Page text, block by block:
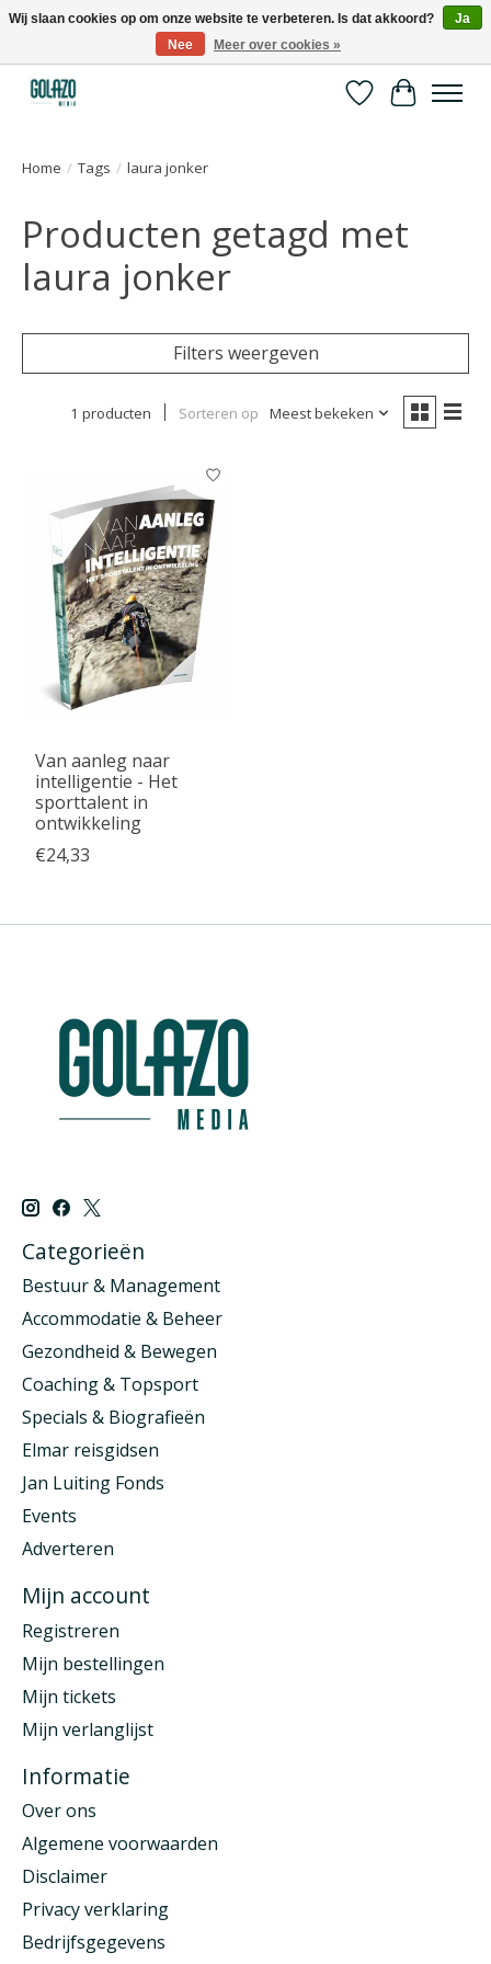
Kennispartner in sport, bewegen en gezondheid
Verlanglijst
Home / Tags / laura jonker
Producten getagd met
laura jonker
Filters weergeven
1 producten Sorteren op Meest bekeken
Van aanleg naar
intelligentie - Het
sporttalent in
ontwikkeling
€24,33
Categorieën
Bestuur & Management
Accommodatie & Beheer
Gezondheid & Bewegen
Coaching & Topsport
Specials & Biografieën
Elmar reisgidsen
Jan Luiting Fonds
Events
Adverteren
Mijn account
Registreren
Mijn bestellingen
Mijn tickets
Mijn verlanglijst
Informatie
Over ons
Algemene voorwaarden
Disclaimer
Privacy verklaring
Bedrijfsgegevens
Wij slaan cookies op om onze website te verbeteren. Is dat akkoord?
Ja
Nee
Meer over cookies »